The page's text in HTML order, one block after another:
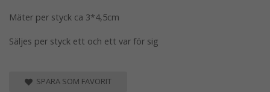
Mäter per styck ca 3*4,5cm
Säljes per styck ett och ett var för sig
SPARA SOM FAVORIT